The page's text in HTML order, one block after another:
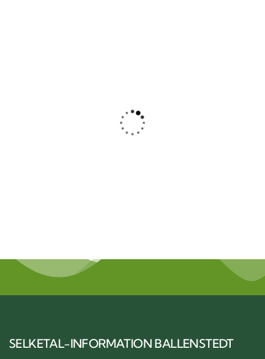
SELKETAL-INFORMATION BALLENSTEDT